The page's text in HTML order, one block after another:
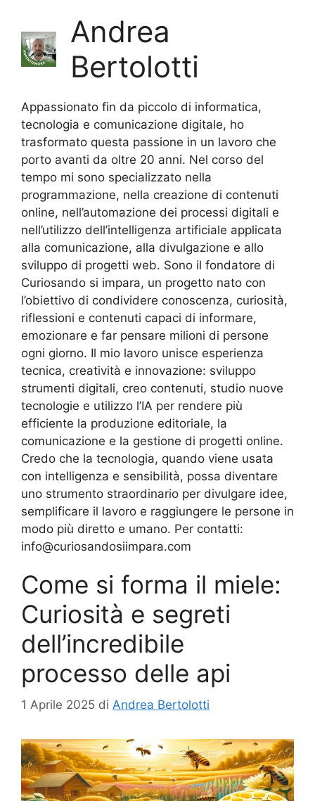
Andrea
Bertolotti
Appassionato fin da piccolo di informatica,
tecnologia e comunicazione digitale, ho
trasformato questa passione in un lavoro che
porto avanti da oltre 20 anni. Nel corso del
tempo mi sono specializzato nella
programmazione, nella creazione di contenuti
online, nell’automazione dei processi digitali e
nell’utilizzo dell’intelligenza artificiale applicata
alla comunicazione, alla divulgazione e allo
sviluppo di progetti web. Sono il fondatore di
Curiosando si impara, un progetto nato con
l’obiettivo di condividere conoscenza, curiosità,
riflessioni e contenuti capaci di informare,
emozionare e far pensare milioni di persone
ogni giorno. Il mio lavoro unisce esperienza
tecnica, creatività e innovazione: sviluppo
strumenti digitali, creo contenuti, studio nuove
tecnologie e utilizzo l’IA per rendere più
efficiente la produzione editoriale, la
comunicazione e la gestione di progetti online.
Credo che la tecnologia, quando viene usata
con intelligenza e sensibilità, possa diventare
uno strumento straordinario per divulgare idee,
semplificare il lavoro e raggiungere le persone in
modo più diretto e umano. Per contatti:
info@curiosandosiimpara.com
Come si forma il miele:
Curiosità e segreti
dell’incredibile
processo delle api
1 Aprile 2025 di Andrea Bertolotti